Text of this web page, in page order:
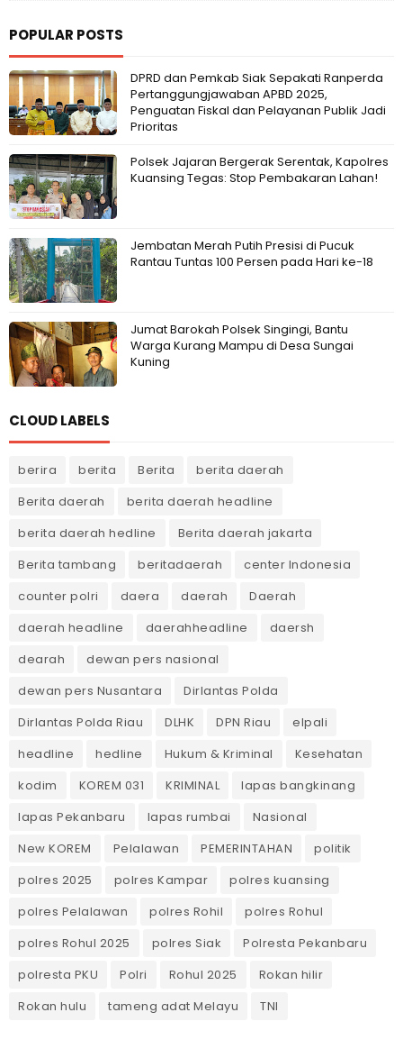
POPULAR POSTS
DPRD dan Pemkab Siak Sepakati Ranperda
Pertanggungjawaban APBD 2025,
Penguatan Fiskal dan Pelayanan Publik Jadi
Prioritas
Polsek Jajaran Bergerak Serentak, Kapolres
Kuansing Tegas: Stop Pembakaran Lahan!
Jembatan Merah Putih Presisi di Pucuk
Rantau Tuntas 100 Persen pada Hari ke-18
Jumat Barokah Polsek Singingi, Bantu
Warga Kurang Mampu di Desa Sungai
Kuning
CLOUD LABELS
berira berita Berita
berita daerah
Berita daerah
berita daerah headline
berita daerah hedline
Berita daerah jakarta
Berita tambang
beritadaerah
center Indonesia
counter polri
daera daerah
Daerah
daerah headline
daerahheadline
daersh
dearah
dewan pers nasional
dewan pers Nusantara
Dirlantas Polda
Dirlantas Polda Riau
DLHK DPN Riau
elpali
headline
hedline Hukum & Kriminal
Kesehatan
kodim
KOREM 031 KRIMINAL
lapas bangkinang
lapas Pekanbaru
lapas rumbai
Nasional
New KOREM
Pelalawan PEMERINTAHAN
politik
polres 2025
polres Kampar
polres kuansing
polres Pelalawan
polres Rohil
polres Rohul
polres Rohul 2025
polres Siak
Polresta Pekanbaru
polresta PKU
Polri Rohul 2025
Rokan hilir
Rokan hulu
tameng adat Melayu TNI